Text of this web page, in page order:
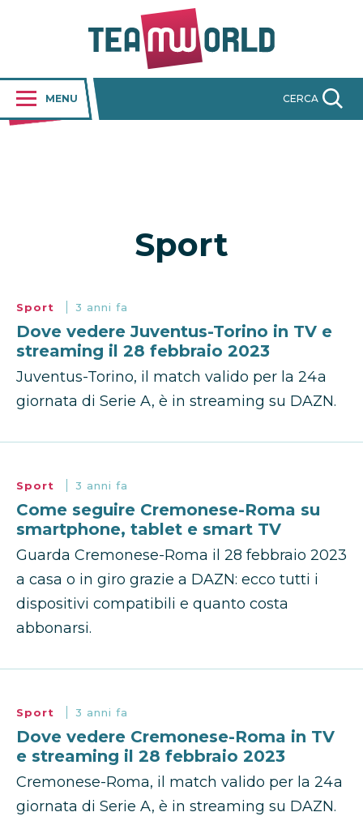
MENU CERCA
Sport
Sport 3 anni fa
Dove vedere Juventus-Torino in TV e
streaming il 28 febbraio 2023
Juventus-Torino, il match valido per la 24a
giornata di Serie A, è in streaming su DAZN.
Sport 3 anni fa
Come seguire Cremonese-Roma su
smartphone, tablet e smart TV
Guarda Cremonese-Roma il 28 febbraio 2023
a casa o in giro grazie a DAZN: ecco tutti i
dispositivi compatibili e quanto costa
abbonarsi.
Sport 3 anni fa
Dove vedere Cremonese-Roma in TV
e streaming il 28 febbraio 2023
Cremonese-Roma, il match valido per la 24a
giornata di Serie A, è in streaming su DAZN.